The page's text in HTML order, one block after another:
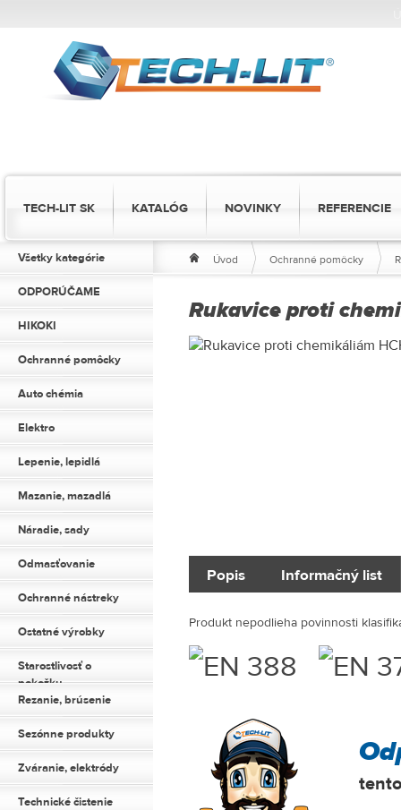
TECH-LIT SK KATALÓG NOVINKY REFERENCIE
Všetky kategórie
ODPORÚČAME
HIKOKI
Ochranné pomôcky
Auto chémia
Elektro
Lepenie, lepidlá
Mazanie, mazadlá
Náradie, sady
Odmasťovanie
Ochranné nástreky
Ostatné výrobky
Starostlivosť o
pokožku
Rezanie, brúsenie
Sezónne produkty
Zváranie, elektródy
Technické čistenie
Úvod Ochranné pomôcky
Rukavice proti
Popis Informačný list
Produkt nepodlieha povinnosti